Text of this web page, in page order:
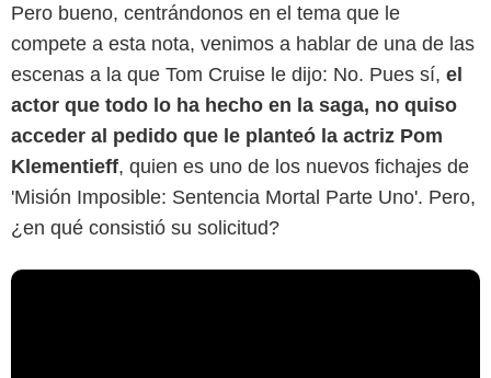
Pero bueno, centrándonos en el tema que le
compete a esta nota, venimos a hablar de una de las
escenas a la que Tom Cruise le dijo: No. Pues sí, el
actor que todo lo ha hecho en la saga, no quiso
acceder al pedido que le planteó la actriz Pom
Klementieff, quien es uno de los nuevos fichajes de
'Misión Imposible: Sentencia Mortal Parte Uno'. Pero,
¿en qué consistió su solicitud?